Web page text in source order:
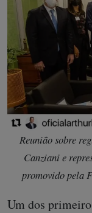
Reunião sobre
Canziani e
promovido pela
Um dos